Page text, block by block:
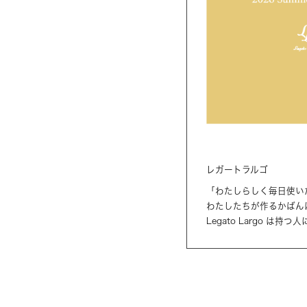
レガートラルゴ
「わたしらしく毎日使
わたしたちが作るかば
Legato Largo は持つ人